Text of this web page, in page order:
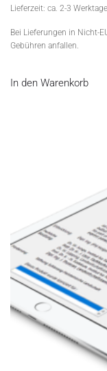
Lieferzeit: ca. 2-3 Werktage
Bei Lieferungen in Nicht-
Gebühren anfallen.
In den Warenkorb